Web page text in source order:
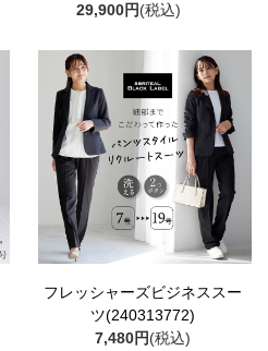
29,900円(税込)
フレッシャーズビジネススー
ツ(240313772)
7,480円(税込)